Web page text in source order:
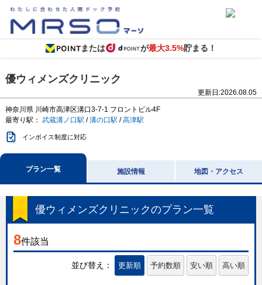
または が最大3.5%貯まる！
優ウィメンズクリニック
更新日:2026.08.05
神奈川県 川崎市高津区溝口3-7-1 フロントビル4F
最寄り駅： 武蔵溝ノ口駅 /溝の口駅 /高津駅
インボイス制度に対応
プラン一覧 施設情報 地図・アクセス
優ウィメンズクリニックのプラン一覧
8件該当
並び替え： 更新順 予約数順 安い順 高い順